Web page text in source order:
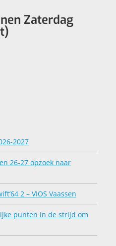
Zaterdag
2027
26-27 opzoek naar
2 – VIOS Vaassen
punten in de strijd om